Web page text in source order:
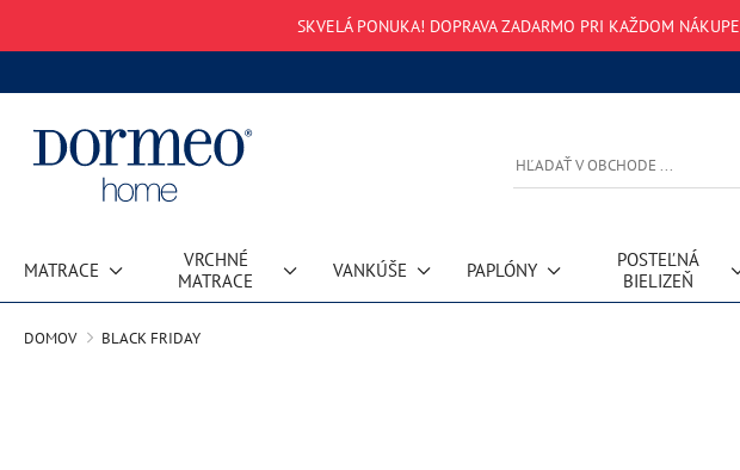
SKVELÁ PONUKA! DOPRAVA ZADARMO PRI KAŽDOM
MATRACE
VRCHNÉ
MATRACE
VANKÚŠE PAPLÓNY
POSTEĽNÁ
BIELIZEŇ
DOMOV BLACK FRIDAY